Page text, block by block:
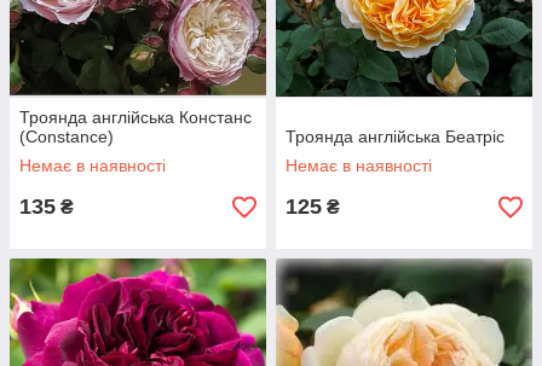
Троянда англійська Констанс
(Constance)
Немає в наявності
135 ₴
Троянда англійська Беатріс
Немає в наявності
125 ₴